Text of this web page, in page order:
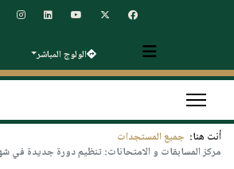
الولوج المباشر
أنت هنا: جميع المستجدات
مركز المسابقات و الامتحانات: تنظيم دورة جديدة في شهر